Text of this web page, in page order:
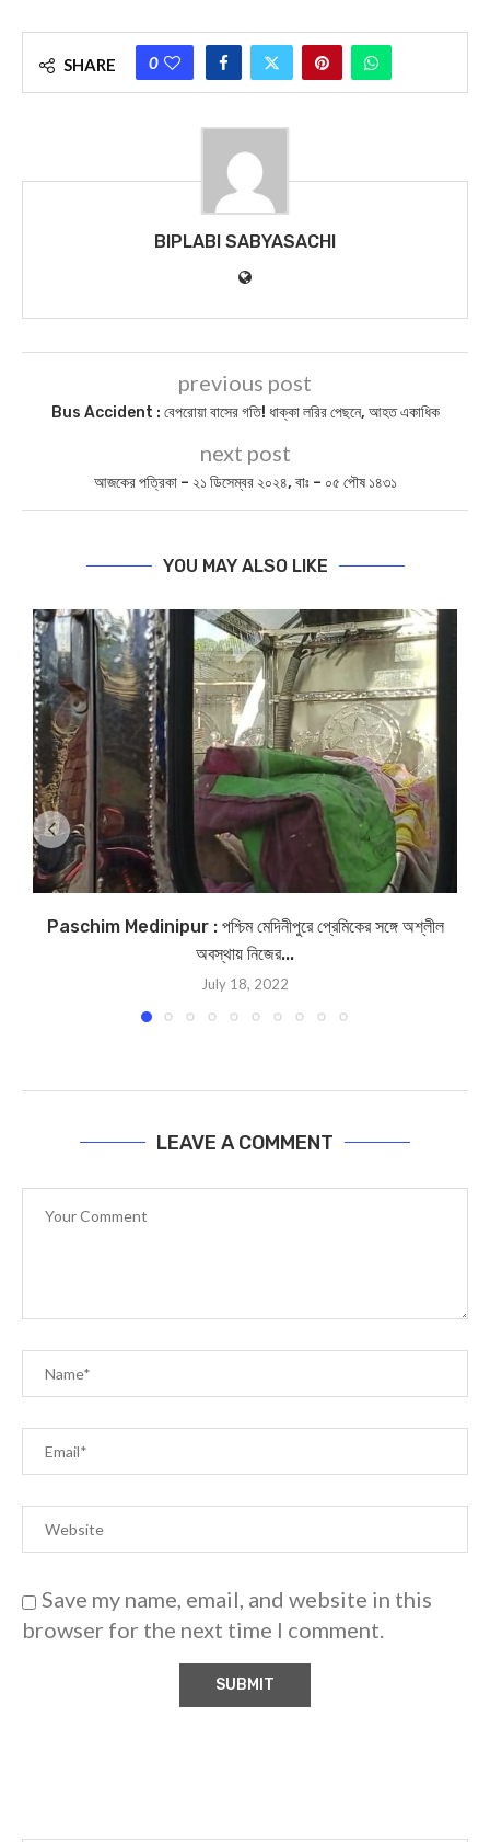
SHARE 0
BIPLABI SABYASACHI
previous post
Bus Accident : বেপরোয়া বাসের গতি! ধাক্কা লরির পেছনে, আহত একাধিক
next post
আজকের পত্রিকা – ২১ ডিসেম্বর ২০২৪, বাঃ – ০৫ পৌষ ১৪৩১
YOU MAY ALSO LIKE
Paschim Medinipur : পশ্চিম মেদিনীপুরে প্রেমিকের সঙ্গে অশ্লীল
অবস্থায় নিজের...
July 18, 2022
LEAVE A COMMENT
Save my name, email, and website in this
browser for the next time I comment.